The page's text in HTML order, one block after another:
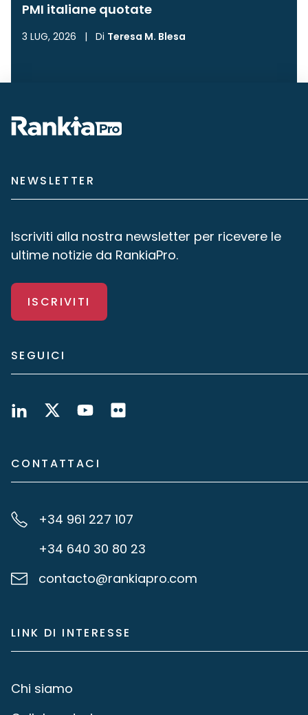
PMI italiane quotate
3 LUG, 2026 | Di Teresa M. Blesa
NEWSLETTER
Iscriviti alla nostra newsletter per ricevere le
ultime notizie da RankiaPro.
ISCRIVITI
SEGUICI
CONTATTACI
+34 961 227 107
+34 640 30 80 23
contacto@rankiapro.com
LINK DI INTERESSE
Chi siamo